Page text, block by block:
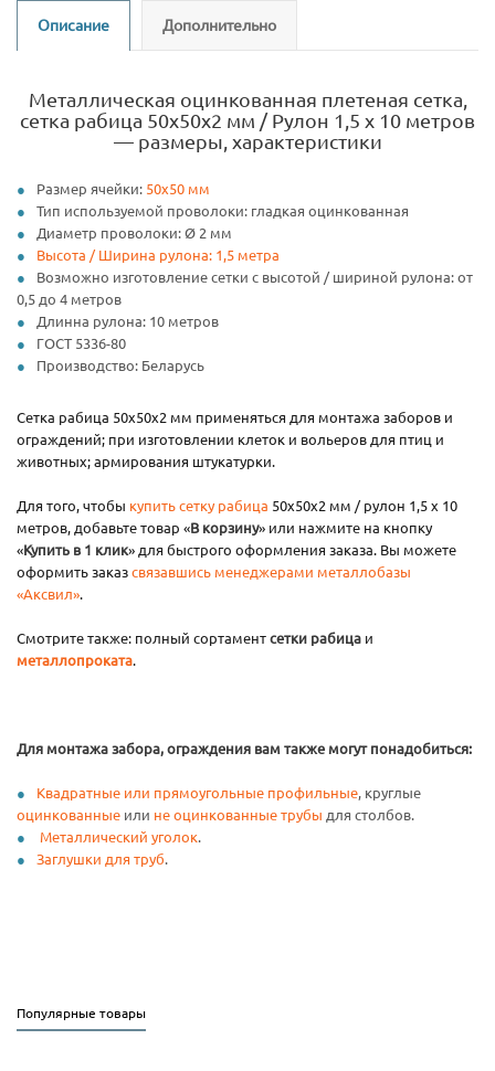
Описание Дополнительно
Металлическая оцинкованная плетеная сетка,
сетка рабица 50х50х2 мм / Рулон 1,5 х 10 метров
— размеры, характеристики
Размер ячейки: 50х50 мм
Тип используемой проволоки: гладкая оцинкованная
Диаметр проволоки: Ø 2 мм
Высота / Ширина рулона: 1,5 метра
Возможно изготовление сетки с высотой / шириной рулона: от
0,5 до 4 метров
Длинна рулона: 10 метров
ГОСТ 5336-80
Производство: Беларусь
Сетка рабица 50х50х2 мм применяться для монтажа заборов и
ограждений; при изготовлении клеток и вольеров для птиц и
животных; армирования штукатурки.
Для того, чтобы купить сетку рабица 50х50х2 мм / рулон 1,5 х 10
метров, добавьте товар «В корзину» или нажмите на кнопку
«Купить в 1 клик» для быстрого оформления заказа. Вы можете
оформить заказсвязавшись менеджерами металлобазы
«Аксвил».
Смотрите также: полный сортаментсетки рабица и
металлопроката.
Для монтажа забора, ограждения вам также могут понадобиться:
Квадратные или прямоугольные профильные, круглые
оцинкованные или не оцинкованные трубы для столбов.
Металлический уголок.
Заглушки для труб.
Популярные товары